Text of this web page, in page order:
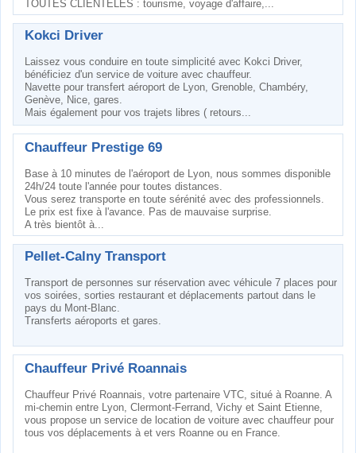
TOUTES CLIENTÈLES : tourisme, voyage d'affaire,...
Kokci Driver
Laissez vous conduire en toute simplicité avec Kokci Driver,
bénéficiez d'un service de voiture avec chauffeur.
Navette pour transfert aéroport de Lyon, Grenoble, Chambéry,
Genève, Nice, gares.
Mais également pour vos trajets libres ( retours...
Chauffeur Prestige 69
Base à 10 minutes de l'aéroport de Lyon, nous sommes disponible
24h/24 toute l'année pour toutes distances.
Vous serez transporte en toute sérénité avec des professionnels.
Le prix est fixe à l'avance. Pas de mauvaise surprise.
A très bientôt à...
Pellet-Calny Transport
Transport de personnes sur réservation avec véhicule 7 places pour
vos soirées, sorties restaurant et déplacements partout dans le
pays du Mont-Blanc.
Transferts aéroports et gares.
Chauffeur Privé Roannais
Chauffeur Privé Roannais, votre partenaire VTC, situé à Roanne. A
mi-chemin entre Lyon, Clermont-Ferrand, Vichy et Saint Etienne,
vous propose un service de location de voiture avec chauffeur pour
tous vos déplacements à et vers Roanne ou en France.